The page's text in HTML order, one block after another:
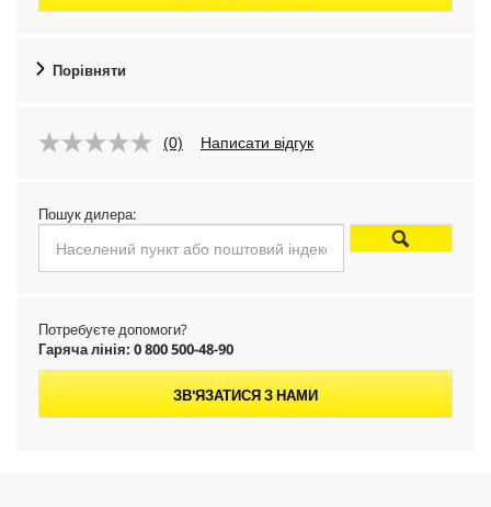
Порівняти
(0) Написати відгук
Пошук дилера:
Потребуєте допомоги?
Гаряча лінія: 0 800 500-48-90
ЗВ'ЯЗАТИСЯ З НАМИ